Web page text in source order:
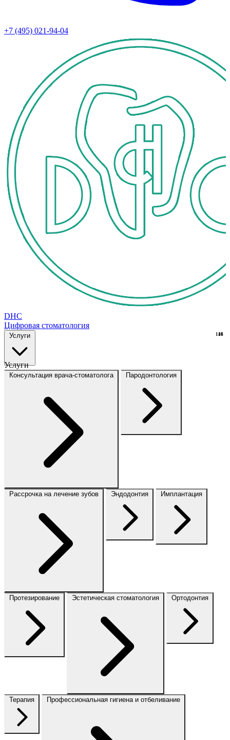
+7 (495) 021-94-04
DHC
Цифровая стоматология
Услуги
Услуги
Консультация врача-стоматолога Пародонтология
Рассрочка на лечение зубов Эндодонтия Имплантация
Протезирование Эстетическая стоматология Ортодонтия
Терапия Профессиональная гигиена и отбеливание
16
148